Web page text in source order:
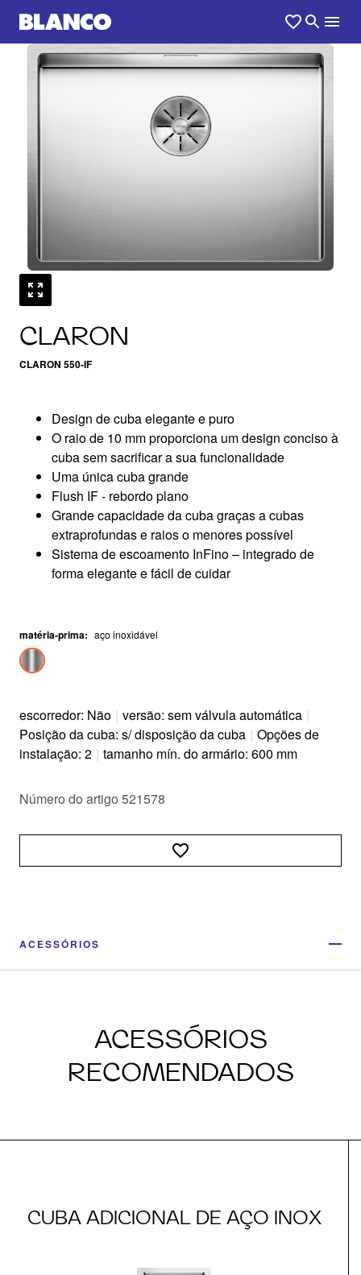
CLARON
CLARON 550-IF
0
Design de cuba elegante e puro
O raio de 10 mm proporciona um design conciso à
cuba sem sacrificar a sua funcionalidade
Uma única cuba grande
Flush IF - rebordo plano
Grande capacidade da cuba graças a cubas
extraprofundas e raios o menores possível
Sistema de escoamento InFino – integrado de
forma elegante e fácil de cuidar
matéria-prima: aço inoxidável
escorredor: Não | versão: sem válvula automática |
Posição da cuba: s/ disposição da cuba | Opções de
instalação: 2 | tamanho mín. do armário: 600 mm
Número do artigo 521578
ACESSÓRIOS
ACESSÓRIOS
RECOMENDADOS
CUBA ADICIONAL DE AÇO INOX